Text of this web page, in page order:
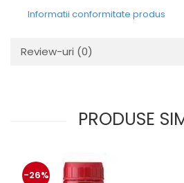
Informatii conformitate produs
Review-uri (0)
PRODUSE
-26%